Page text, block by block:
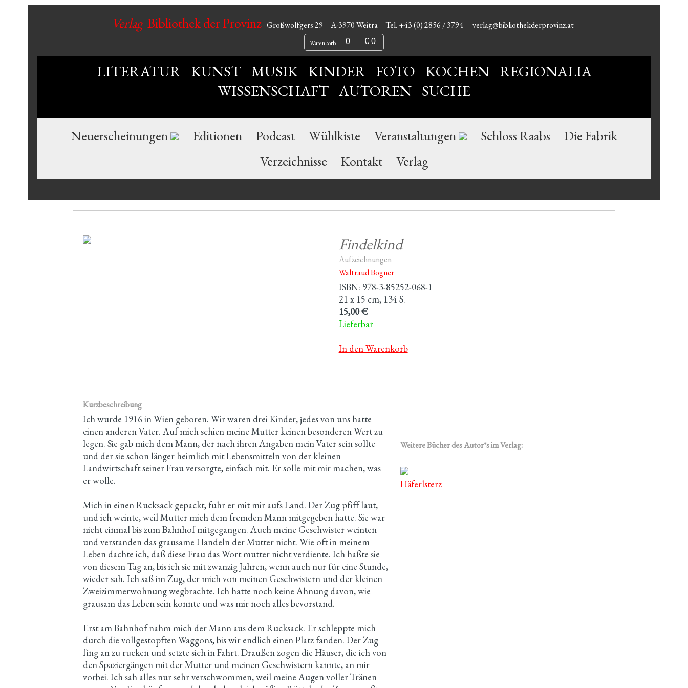
VerlagBibliothek der Provinz Großwolfgers 29 A-3970 Weitra Tel. +43 (0) 2856 / 3794 verlag@bibliothekderprovinz.at
Warenkorb 0 € 0
LITERATUR KUNST MUSIK KINDER FOTO KOCHEN REGIONALIA
WISSENSCHAFT AUTOREN SUCHE
Neuerscheinungen Editionen Podcast Wühlkiste Veranstaltungen Schloss Raabs
Die Fabrik
Verzeichnisse
Kontakt Verlag
Findelkind
Aufzeichnungen
Waltraud Bogner
ISBN: 978-3-85252-068-1
21 x 15 cm, 134 S.
15,00 €
Lieferbar
In den Warenkorb
Kurzbeschreibung
Ich wurde 1916 in Wien geboren. Wir waren drei Kinder, jedes von uns hatte
einen anderen Vater. Auf mich schien meine Mutter keinen besonderen Wert zu
legen. Sie gab mich dem Mann, der nach ihren Angaben mein Vater sein sollte
und der sie schon länger heimlich mit Lebensmitteln von der kleinen
Landwirtschaft seiner Frau versorgte, einfach mit. Er solle mit mir machen, was
er wolle.
Mich in einen Rucksack gepackt, fuhr er mit mir aufs Land. Der Zug pfiff laut,
und ich weinte, weil Mutter mich dem fremden Mann mitgegeben hatte. Sie war
nicht einmal bis zum Bahnhof mitgegangen. Auch meine Geschwister weinten
und verstanden das grausame Handeln der Mutter nicht. Wie oft in meinem
Leben dachte ich, daß diese Frau das Wort mutter nicht verdiente. Ich haßte sie
von diesem Tag an, bis ich sie mit zwanzig Jahren, wenn auch nur für eine Stunde,
wieder sah. Ich saß im Zug, der mich von meinen Geschwistern und der kleinen
Zweizimmerwohnung wegbrachte. Ich hatte noch keine Ahnung davon, wie
grausam das Leben sein konnte und was mir noch alles bevorstand.
Erst am Bahnhof nahm mich der Mann aus dem Rucksack. Er schleppte mich
durch die vollgestopften Waggons, bis wir endlich einen Platz fanden. Der Zug
fing an zu rucken und setzte sich in Fahrt. Draußen zogen die Häuser, die ich von
den Spaziergängen mit der Mutter und meinen Geschwistern kannte, an mir
vorbei. Ich sah alles nur sehr verschwommen, weil meine Augen voller Tränen
Weitere Bücher des Autor*s im Verlag:
Häferlsterz